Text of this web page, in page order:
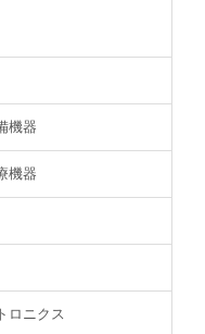
機器
機器
ロニクス